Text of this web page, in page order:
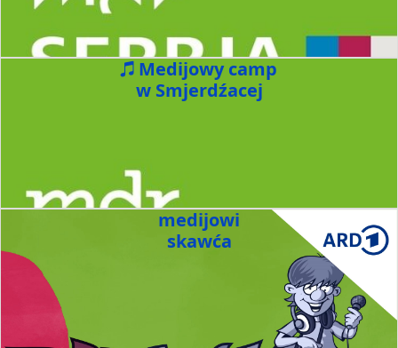
Medijowy camp
w Smjerdźacej
medijowi
skawća